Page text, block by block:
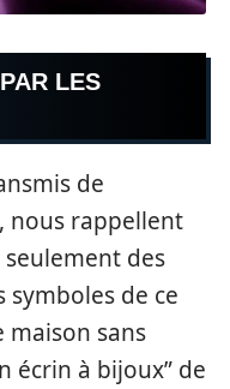
LES
de
nous rappellent
des
symboles de ce
maison sans
écrin à bijoux” de